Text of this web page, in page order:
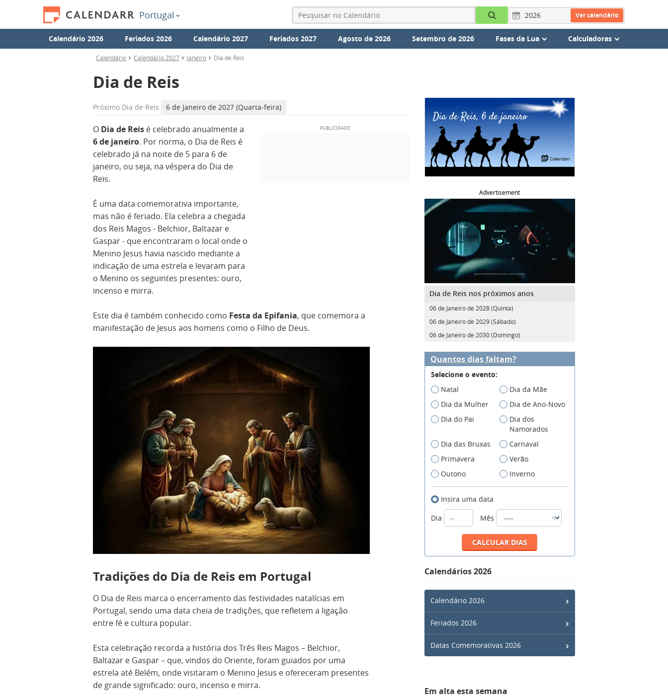
Portugal Ver calendário
Calendário 2026 Feriados 2026 Calendário 2027 Feriados 2027 Agosto de 2026 Setembro de 2026 Fases da Lua Calculadoras
Calendário Calendário 2027 Janeiro Dia de Reis
Dia de Reis
Próximo Dia de Reis 6 de Janeiro de 2027 (Quarta-feira)
O Dia de Reis é celebrado anualmente a
6 de janeiro. Por norma, o Dia de Reis é
celebrado já na noite de 5 para 6 de
janeiro, ou seja, na véspera do Dia de
Reis.
É uma data comemorativa importante,
mas não é feriado. Ela celebra a chegada
dos Reis Magos - Belchior, Baltazar e
Gaspar - que encontraram o local onde o
Menino Jesus havia nascido mediante a
indicação de uma estrela e levaram para
o Menino os seguintes presentes: ouro,
incenso e mirra.
Este dia é também conhecido como Festa da Epifania, que comemora a
manifestação de Jesus aos homens como o Filho de Deus.
Tradições do Dia de Reis em Portugal
O Dia de Reis marca o encerramento das festividades natalícias em
Portugal, sendo uma data cheia de tradições, que refletem a ligação
entre fé e cultura popular.
Esta celebração recorda a história dos Três Reis Magos – Belchior,
Baltazar e Gaspar – que, vindos do Oriente, foram guiados por uma
estrela até Belém, onde visitaram o Menino Jesus e ofereceram presentes
de grande significado: ouro, incenso e mirra.
Advertisement
Dia de Reis nos próximos anos
06 de Janeiro de 2028 (Quinta)
06 de Janeiro de 2029 (Sábado)
06 de Janeiro de 2030 (Domingo)
Quantos dias faltam?
Selecione o evento:
Natal
Dia da Mãe
Dia da Mulher
Dia de Ano-Novo
Dia do Pai
Dia dos
Namorados
Dia das Bruxas
Carnaval
Primavera
Verão
Outono
Inverno
Insira uma data
Dia
Mês
Calendários 2026
Calendário 2026
Feriados 2026
Datas Comemorativas 2026
Em alta esta semana